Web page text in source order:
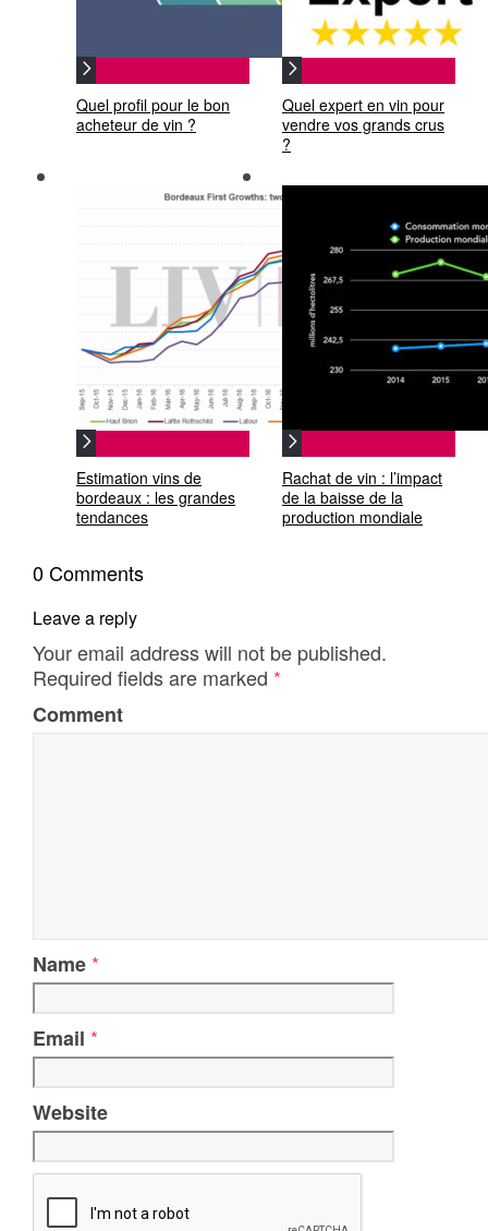
Quel profil pour le bon
acheteur de vin ?
Quel expert en vin pour
vendre vos grands crus
?
Estimation vins de
bordeaux : les grandes
tendances
Rachat de vin : l’impact
de la baisse de la
production mondiale
0 Comments
Leave a reply
Your email address will not be published.
Required fields are marked *
Comment
Name *
Email *
Website